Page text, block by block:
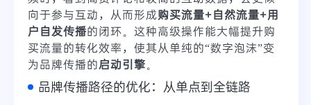
向于参与互动，从而形成购买流量+自然流量+用
户自发传播的闭环。这种高级操作能大幅提升购
买流量的转化效率，使其从单纯的“数字泡沫”变
为品牌传播的启动引擎。
品牌传播路径的优化：从单点到全链路